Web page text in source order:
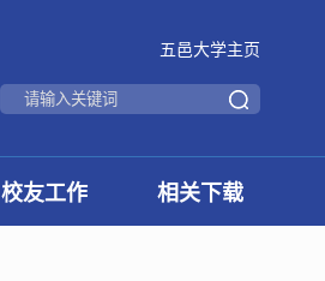
五邑大学主页
校友工作 相关下载